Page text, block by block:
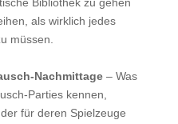
Bibliothek zu gehen
als wirklich jedes
müssen.
Nachmittage– Was
Parties kennen,
für deren Spielzeuge